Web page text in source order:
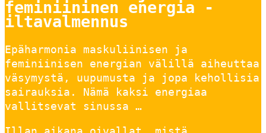
feminiininen energia -
iltavalmennus
Epäharmonia maskuliinisen ja
feminiinisen energian välillä aiheuttaa
väsymystä, uupumusta ja jopa kehollisia
sairauksia. Nämä kaksi energiaa
vallitsevat sinussa …